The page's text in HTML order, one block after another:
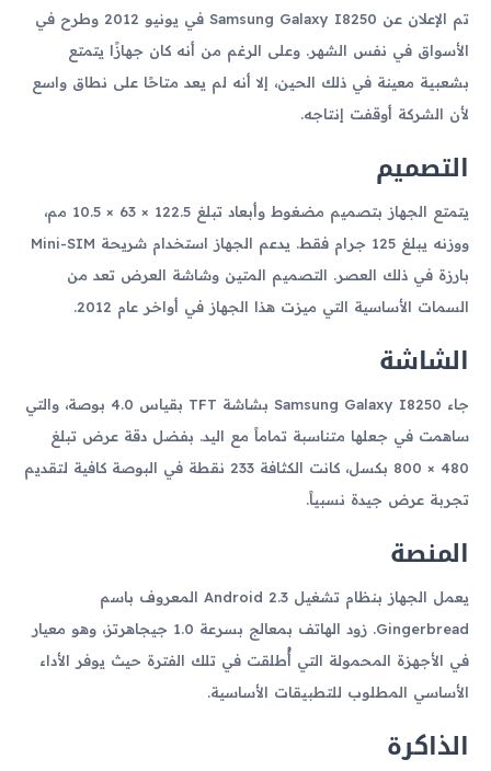
تم الإعلان عن Samsung Galaxy I8250 في يونيو 2012 وطرح في
الأسواق في نفس الشهر. وعلى الرغم من أنه كان جهازًا يتمتع
بشعبية معينة في ذلك الحين، إلا أنه لم يعد متاحًا على نطاق واسع
لأن الشركة أوقفت إنتاجه.
التصميم
يتمتع الجهاز بتصميم مضغوط وأبعاد تبلغ 122.5 × 63 × 10.5 مم،
ووزنه يبلغ 125 جرام فقط. يدعم الجهاز استخدام شريحة Mini-SIM
بارزة في ذلك العصر. التصميم المتين وشاشة العرض تعد من
السمات الأساسية التي ميزت هذا الجهاز في أواخر عام 2012.
الشاشة
جاء Samsung Galaxy I8250 بشاشة TFT بقياس 4.0 بوصة، والتي
ساهمت في جعلها متناسبة تماماً مع اليد. بفضل دقة عرض تبلغ
480 × 800 بكسل، كانت الكثافة 233 نقطة في البوصة كافية لتقديم
تجربة عرض جيدة نسبياً.
المنصة
يعمل الجهاز بنظام تشغيل Android 2.3 المعروف باسم
Gingerbread. زود الهاتف بمعالج بسرعة 1.0 جيجاهرتز، وهو معيار
في الأجهزة المحمولة التي أُطلقت في تلك الفترة حيث يوفر الأداء
الأساسي المطلوب للتطبيقات الأساسية.
الذاكرة